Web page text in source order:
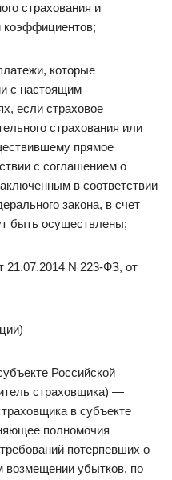
страхования и
коэффициентов;
которые
с настоящим
если страховое
страхования или
прямое
с соглашением о
в соответствии
закона, в счет
быть осуществлены;
21.07.2014 N 223-ФЗ, от
Российской
страховщика) —
в субъекте
полномочия
потерпевших о
возмещении убытков, по